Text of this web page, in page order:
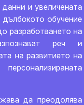
и увеличената
обучение
разработването на
реч и
на развитието на
да преодолява